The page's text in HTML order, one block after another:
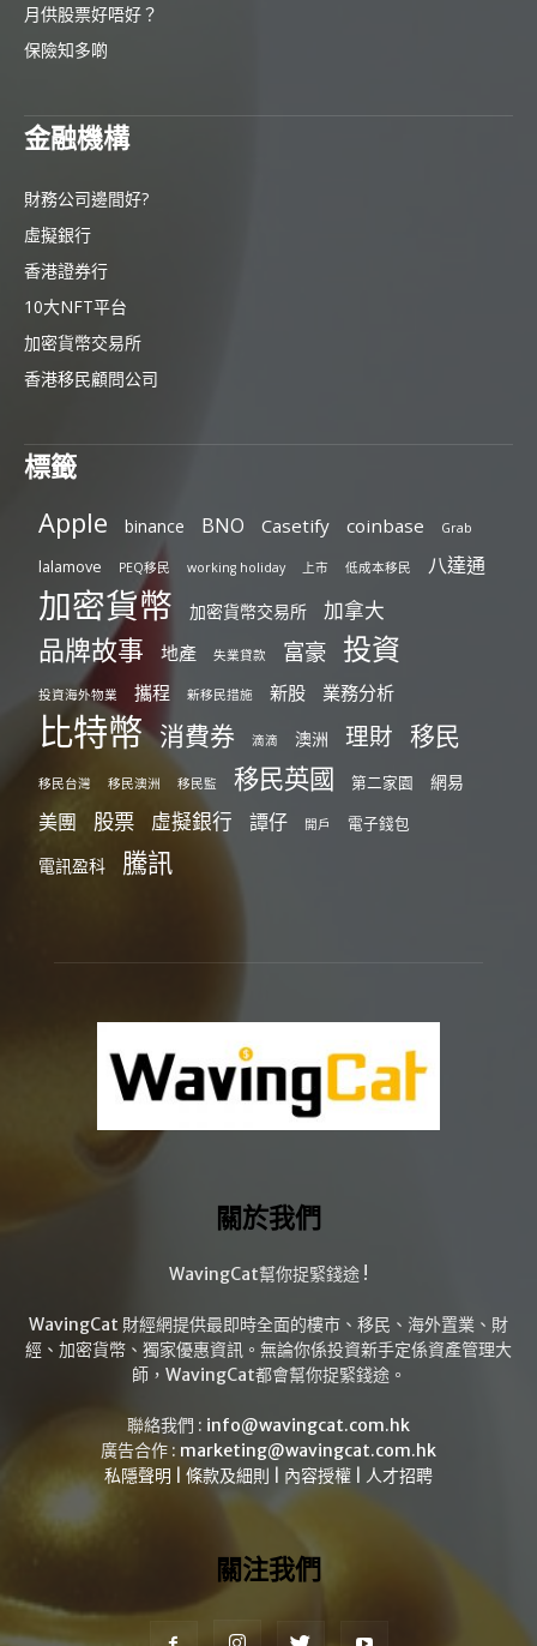
月供股票好唔好？
保險知多啲
金融機構
財務公司邊間好?
虛擬銀行
香港證券行
10大NFT平台
加密貨幣交易所
香港移民顧問公司
標籤
Apple binance BNO Casetify coinbase Grab
lalamove PEQ移民 working holiday 上市 低成本移民 八達通
加密貨幣 加密貨幣交易所 加拿大
品牌故事 地產 失業貸款 富豪 投資
投資海外物業 攜程 新移民措施 新股 業務分析
比特幣 消費券 滴滴 澳洲 理財 移民
移民台灣 移民澳洲 移民監 移民英國 第二家園 網易
美團 股票 虛擬銀行 譚仔 開戶 電子錢包
電訊盈科 騰訊
關於我們
WavingCat幫你捉緊錢途 !
WavingCat 財經網提供最即時全面的樓市、移民、海外置業、財
經、加密貨幣、獨家優惠資訊。無論你係投資新手定係資產管理大
師，WavingCat都會幫你捉緊錢途。
聯絡我們 : info@wavingcat.com.hk
廣告合作 : marketing@wavingcat.com.hk
私隱聲明
條款及細則 內容授權 人才招聘
關注我們